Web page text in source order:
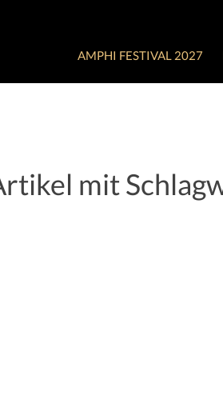
AMPHI FESTIVAL 2027
mit